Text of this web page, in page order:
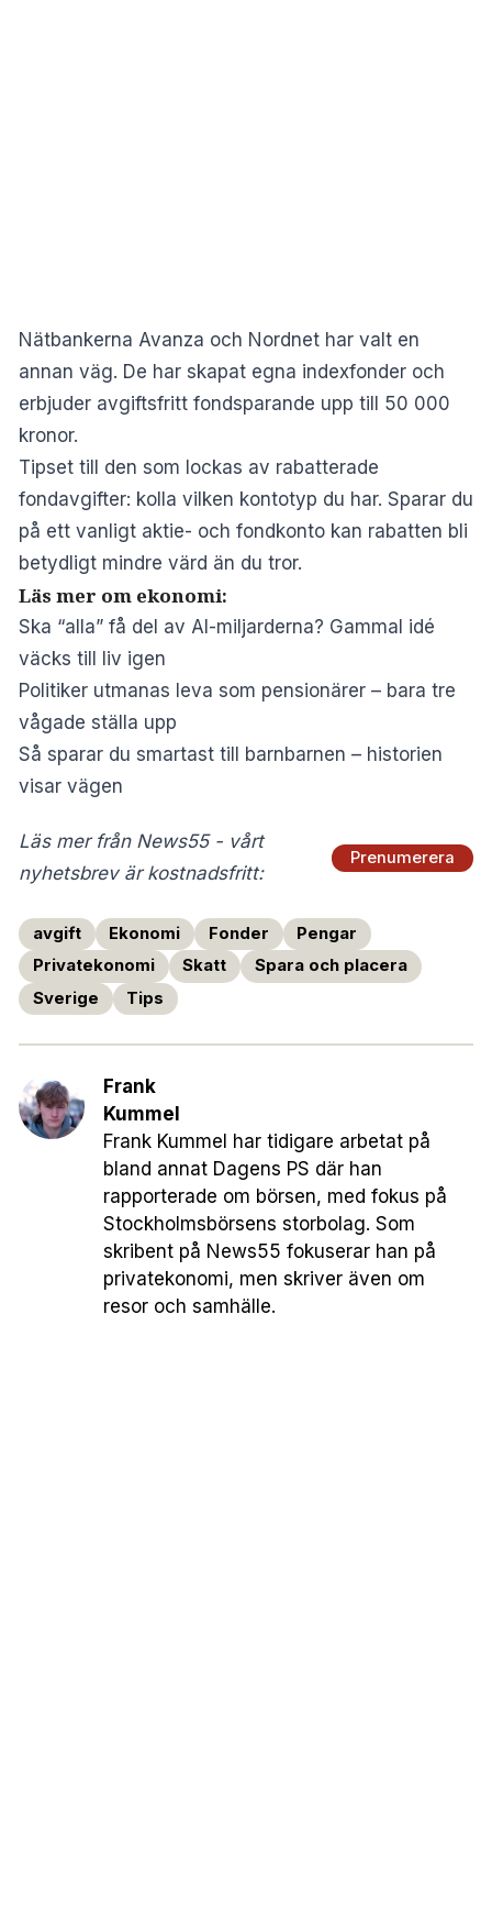
Nätbankerna Avanza och Nordnet har valt en
annan väg. De har skapat egna indexfonder och
erbjuder avgiftsfritt fondsparande upp till 50 000
kronor.
Tipset till den som lockas av rabatterade
fondavgifter: kolla vilken kontotyp du har. Sparar du
på ett vanligt aktie- och fondkonto kan rabatten bli
betydligt mindre värd än du tror.
Läs mer om ekonomi:
Ska “alla” få del av AI-miljarderna? Gammal idé
väcks till liv igen
Politiker utmanas leva som pensionärer – bara tre
vågade ställa upp
Så sparar du smartast till barnbarnen – historien
visar vägen
Läs mer från News55 - vårt
nyhetsbrev är kostnadsfritt:
Prenumerera
avgift Ekonomi Fonder
Pengar
Privatekonomi
Skatt
Spara och placera
Sverige
Tips
Frank
Kummel
Frank Kummel har tidigare arbetat på
bland annat Dagens PS där han
rapporterade om börsen, med fokus på
Stockholmsbörsens storbolag. Som
skribent på News55 fokuserar han på
privatekonomi, men skriver även om
resor och samhälle.